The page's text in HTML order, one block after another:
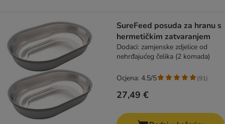
SureFeed posuda za hranu s
hermetičkim zatvaranjem
Dodaci: zamjenske zdjelice od
nehrđajućeg čelika (2 komada)
27,49 €
Ocjena: 4.5/5 (91)